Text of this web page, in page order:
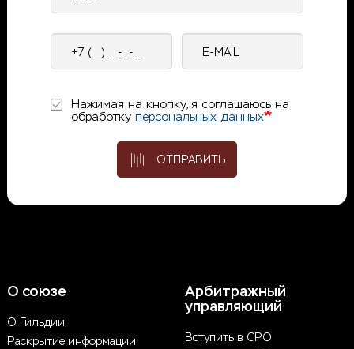
телефон
mail
Нажимая на кнопку, я соглашаюсь на
обработку персональных данных
ОТПРАВИТЬ
О союзе
О Гильдии
Раскрытие информации
Арбитражный
управляющий
Вступить в СРО